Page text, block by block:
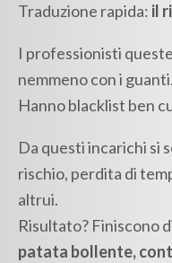
Traduzione rapida: il
I professionisti
nemmeno con i guanti.
Hanno blacklist ben
Da questi incarichi si
rischio, perdita di
altrui.
Risultato? Finiscono
patata bollente,